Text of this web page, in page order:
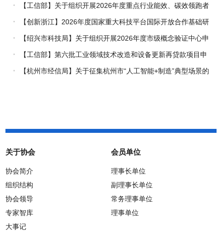
【工信部】关于组织开展2026年度重点行业能效、碳效领跑者
企业推荐工作的通知
【创新浙江】2026年度国家重大科技平台国际开放合作基础研
究专项（试点）项目指南
【绍兴市科技局】关于组织开展2026年度市级概念验证中心申
报工作的通知
【工信部】第六批工业领域技术改造和设备更新再贷款项目申
报工作启动
【杭州市经信局】关于征集杭州市“人工智能+制造”典型场景的
关于协会
协会简介
组织结构
协会领导
专家智库
大事记
会员单位
理事长单位
副理事长单位
常务理事单位
理事单位